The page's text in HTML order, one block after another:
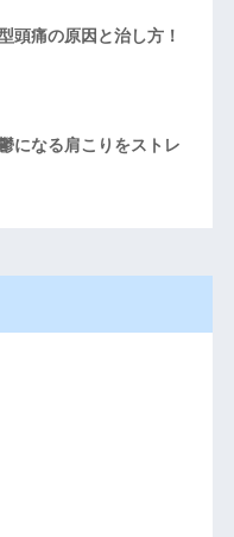
頭痛の原因と治し方！
になる肩こりをストレ